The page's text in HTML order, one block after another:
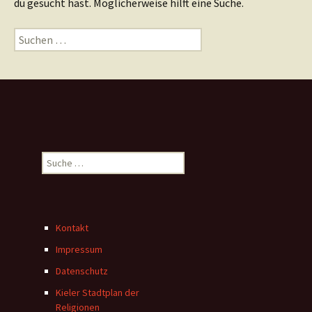
du gesucht hast. Möglicherweise hilft eine Suche.
Suchen
nach:
Kontakt
Impressum
Datenschutz
Kieler Stadtplan der
Religionen